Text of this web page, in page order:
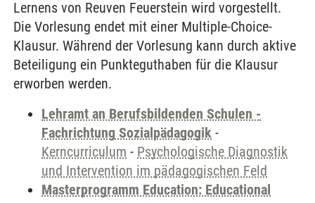
Lernens von Reuven Feuerstein wird vorgestellt.
Die Vorlesung endet mit einer Multiple-Choice-
Klausur. Während der Vorlesung kann durch aktive
Beteiligung ein Punkteguthaben für die Klausur
erworben werden.
Lehramt an Berufsbildenden Schulen -
Fachrichtung Sozialpädagogik -
Kerncurriculum - Psychologische Diagnostik
und Intervention im pädagogischen Feld
Masterprogramm Education: Educational